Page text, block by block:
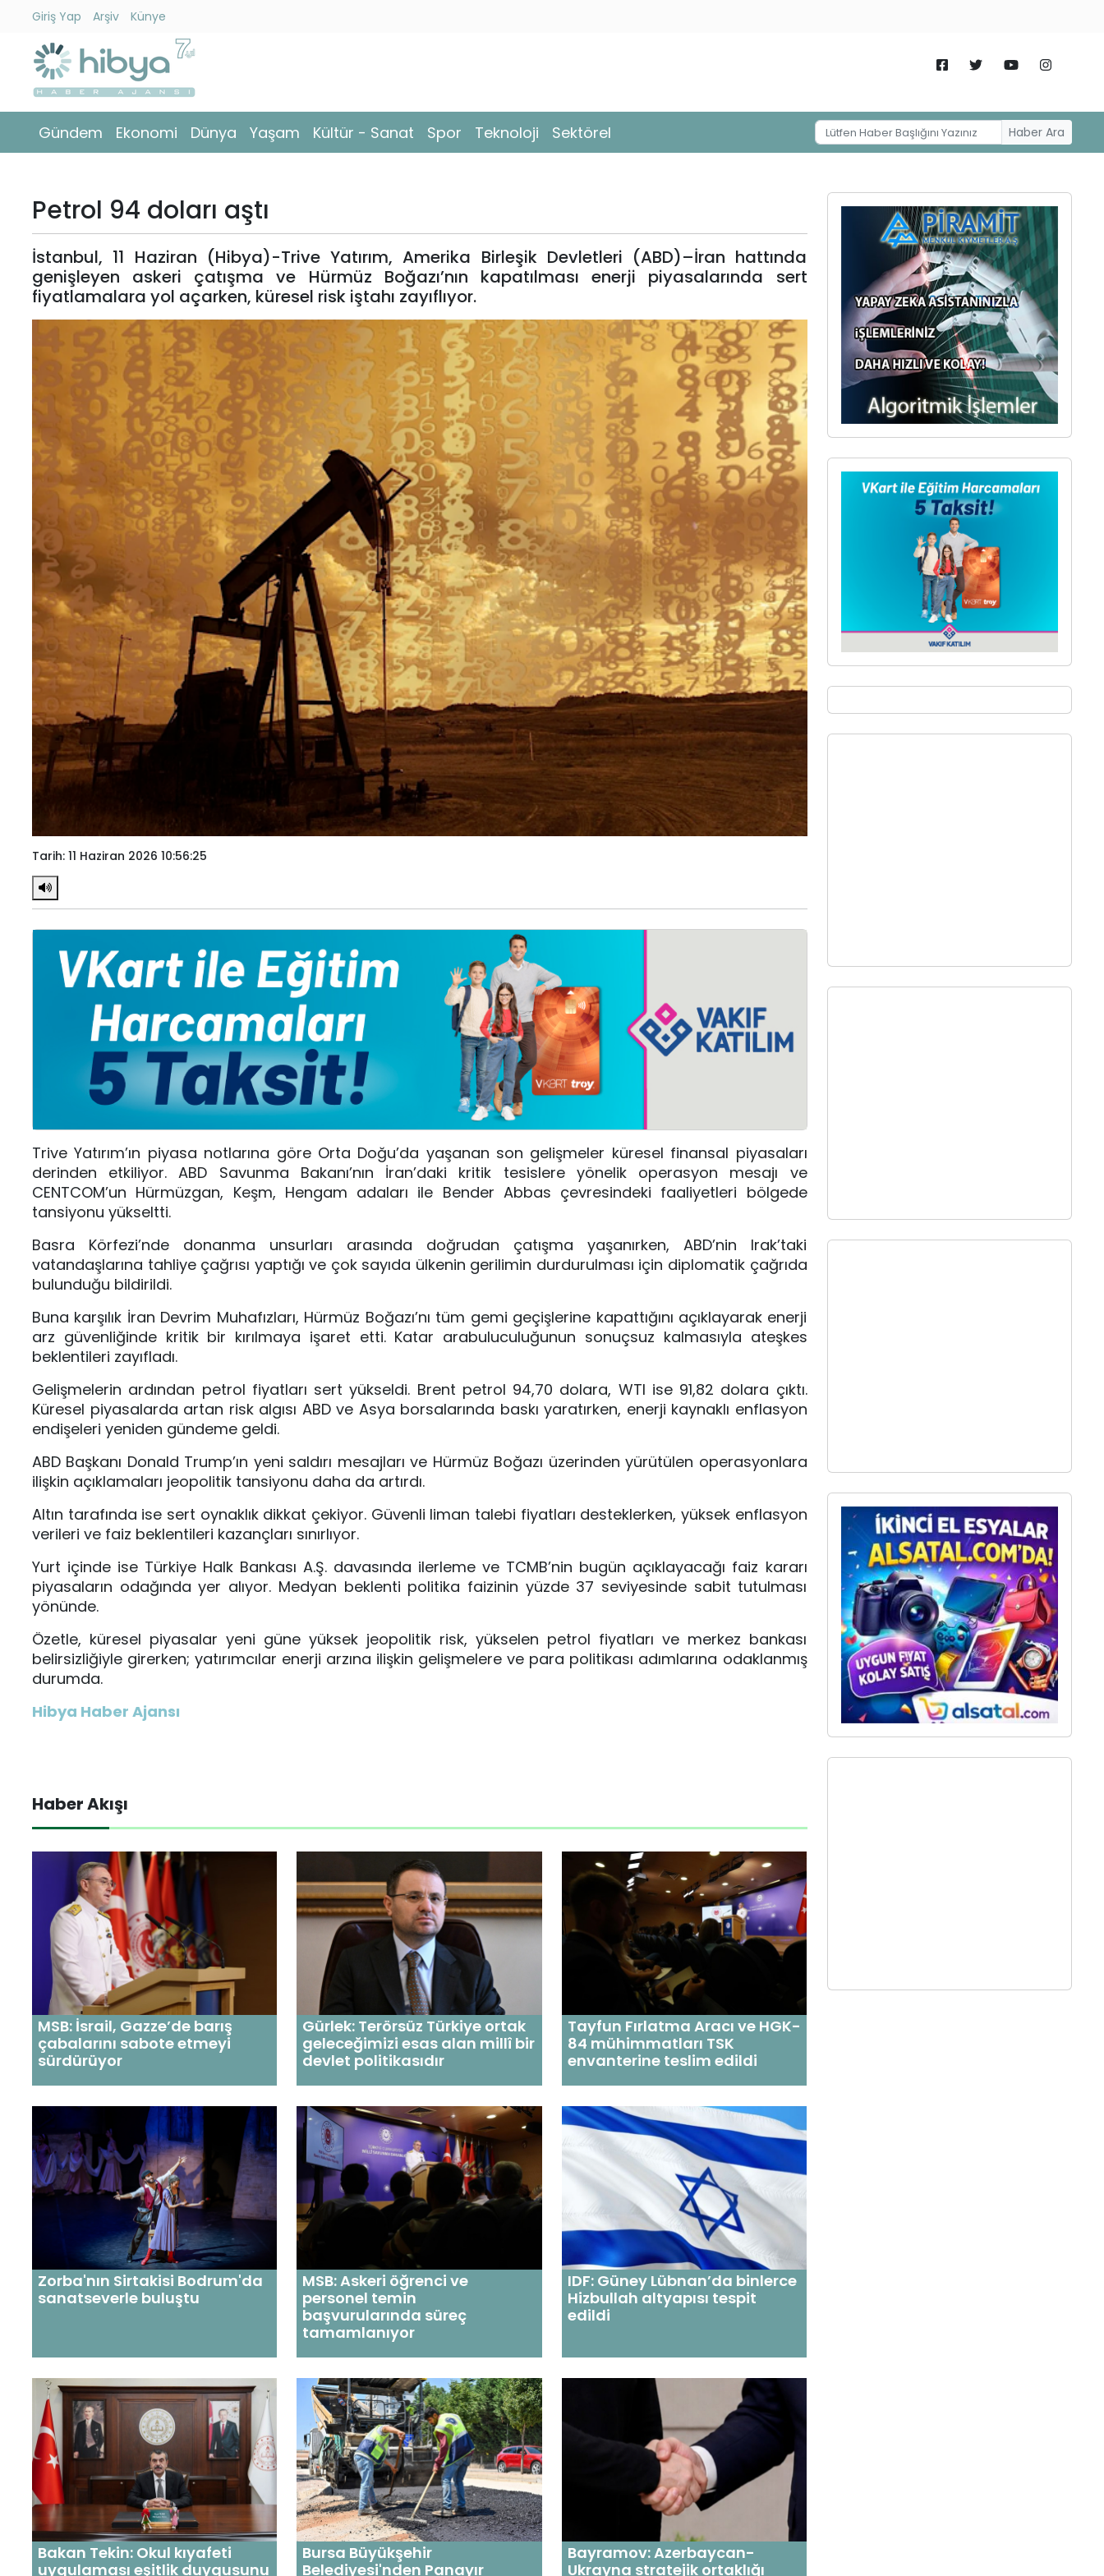
Giriş Yap Arşiv Künye
Gündem Ekonomi Dünya Yaşam Kültür - Sanat Spor Teknoloji Sektörel Haber Ara
Gündem
Ekonomi
Yaşam
Kültür
Sanat
Sektörel
Künye
Giriş
Yap
Petrol 94 doları aştı
İstanbul, 11 Haziran (Hibya)-Trive Yatırım, Amerika Birleşik Devletleri (ABD)–İran hattında
genişleyen askeri çatışma ve Hürmüz Boğazı’nın kapatılması enerji piyasalarında sert
fiyatlamalara yol açarken, küresel risk iştahı zayıflıyor.
Tarih: 11 Haziran 2026 10:56:25
Trive Yatırım’ın piyasa notlarına göre Orta Doğu’da yaşanan son gelişmeler küresel finansal piyasaları
derinden etkiliyor. ABD Savunma Bakanı’nın İran’daki kritik tesislere yönelik operasyon mesajı ve
CENTCOM’un Hürmüzgan, Keşm, Hengam adaları ile Bender Abbas çevresindeki faaliyetleri bölgede
tansiyonu yükseltti.
Basra Körfezi’nde donanma unsurları arasında doğrudan çatışma yaşanırken, ABD’nin Irak’taki
vatandaşlarına tahliye çağrısı yaptığı ve çok sayıda ülkenin gerilimin durdurulması için diplomatik çağrıda
bulunduğu bildirildi.
Buna karşılık İran Devrim Muhafızları, Hürmüz Boğazı’nı tüm gemi geçişlerine kapattığını açıklayarak enerji
arz güvenliğinde kritik bir kırılmaya işaret etti. Katar arabuluculuğunun sonuçsuz kalmasıyla ateşkes
beklentileri zayıfladı.
Gelişmelerin ardından petrol fiyatları sert yükseldi. Brent petrol 94,70 dolara, WTI ise 91,82 dolara çıktı.
Küresel piyasalarda artan risk algısı ABD ve Asya borsalarında baskı yaratırken, enerji kaynaklı enflasyon
endişeleri yeniden gündeme geldi.
ABD Başkanı Donald Trump’ın yeni saldırı mesajları ve Hürmüz Boğazı üzerinden yürütülen operasyonlara
ilişkin açıklamaları jeopolitik tansiyonu daha da artırdı.
Altın tarafında ise sert oynaklık dikkat çekiyor. Güvenli liman talebi fiyatları desteklerken, yüksek enflasyon
verileri ve faiz beklentileri kazançları sınırlıyor.
Yurt içinde ise Türkiye Halk Bankası A.Ş. davasında ilerleme ve TCMB’nin bugün açıklayacağı faiz kararı
piyasaların odağında yer alıyor. Medyan beklenti politika faizinin yüzde 37 seviyesinde sabit tutulması
yönünde.
Özetle, küresel piyasalar yeni güne yüksek jeopolitik risk, yükselen petrol fiyatları ve merkez bankası
belirsizliğiyle girerken; yatırımcılar enerji arzına ilişkin gelişmelere ve para politikası adımlarına odaklanmış
durumda.
Hibya Haber Ajansı
Haber Akışı
MSB: İsrail, Gazze’de barış
çabalarını sabote etmeyi
sürdürüyor
Gürlek: Terörsüz Türkiye ortak
geleceğimizi esas alan millî bir
devlet politikasıdır
Tayfun Fırlatma Aracı ve HGK-
84 mühimmatları TSK
envanterine teslim edildi
Zorba'nın Sirtakisi Bodrum'da
sanatseverle buluştu
MSB: Askeri öğrenci ve
personel temin
başvurularında süreç
tamamlanıyor
IDF: Güney Lübnan’da binlerce
Hizbullah altyapısı tespit
edildi
Bakan Tekin: Okul kıyafeti
uygulaması eşitlik duygusunu
Bursa Büyükşehir
Belediyesi'nden Panayır
Bayramov: Azerbaycan-
Ukrayna stratejik ortaklığı